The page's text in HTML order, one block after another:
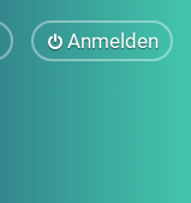
Anmelden